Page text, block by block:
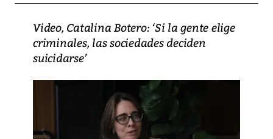
Video, Catalina Botero: ‘Si la gente elige
criminales, las sociedades deciden
suicidarse’